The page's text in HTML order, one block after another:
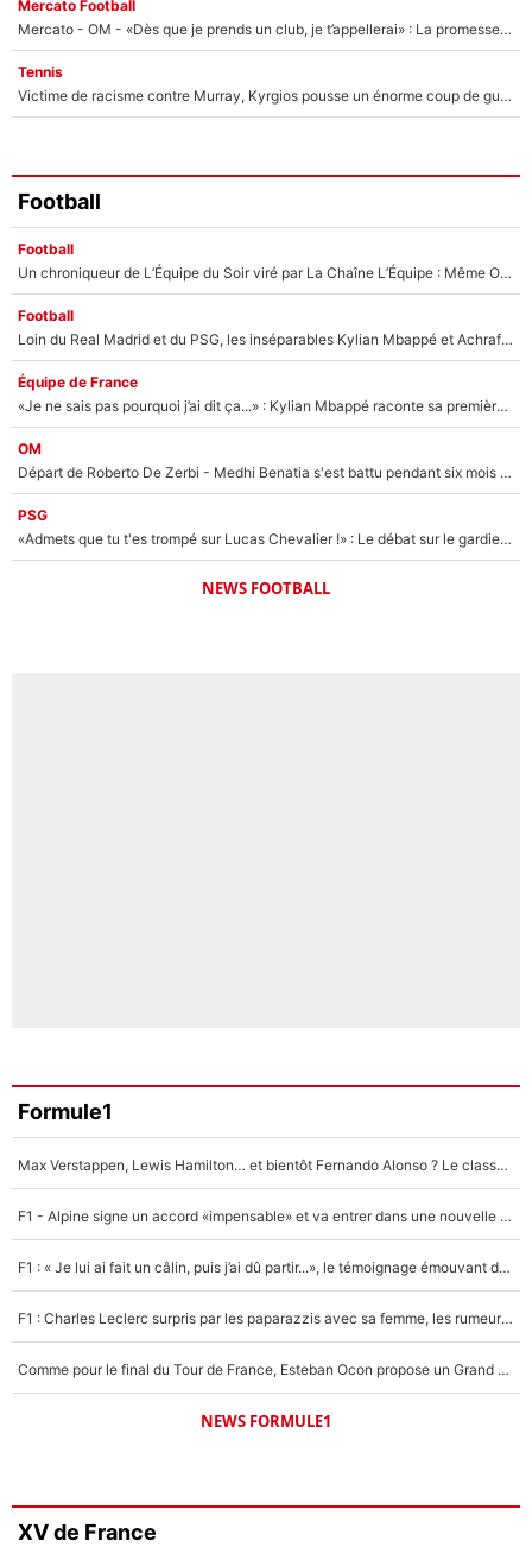
Mercato Football
Mercato - OM - «Dès que je prends un club, je t’appellerai» : La promesse de Marcelino au moment de claquer la porte
Tennis
Victime de racisme contre Murray, Kyrgios pousse un énorme coup de gueule !
Football
Football
Un chroniqueur de L’Équipe du Soir viré par La Chaîne L’Équipe : Même Olivier Ménard n’avait pas pu empêcher son départ, «je l’ai appris sur Twitter, je l’ai vécu assez mal»
Football
Loin du Real Madrid et du PSG, les inséparables Kylian Mbappé et Achraf Hakimi changent d'équipe le temps d'une journée !
Équipe de France
«Je ne sais pas pourquoi j’ai dit ça...» : Kylian Mbappé raconte sa première rencontre avec Zinédine Zidane (et c’est très drôle)
OM
Départ de Roberto De Zerbi - Medhi Benatia s'est battu pendant six mois pour le retenir à l'OM, le PSG a été le naufrage de trop : «Je pars avec toi»
PSG
«Admets que tu t'es trompé sur Lucas Chevalier !» : Le débat sur le gardien du PSG vire au clash à l'After Foot
NEWS FOOTBALL
Formule1
Max Verstappen, Lewis Hamilton… et bientôt Fernando Alonso ? Le classement des pilotes les mieux payés en Formule 1 risque de changer !
F1 - Alpine signe un accord «impensable» et va entrer dans une nouvelle dimension : Grande nouvelle pour Pierre Gasly !
F1 : « Je lui ai fait un câlin, puis j’ai dû partir...», le témoignage émouvant de Max Verstappen sur sa fille
F1 : Charles Leclerc surpris par les paparazzis avec sa femme, les rumeurs étaient vraies !
Comme pour le final du Tour de France, Esteban Ocon propose un Grand Prix de Formule 1 à Paris : «Autour de l’Arc de Triomphe, ce serait génial» !
NEWS FORMULE1
XV de France